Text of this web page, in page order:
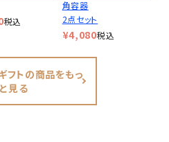
税込
角容器
2点セット
¥4,080税込
フトの商品をもっ
と見る